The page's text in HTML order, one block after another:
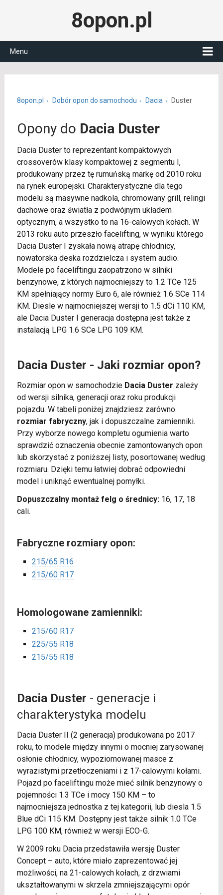
8opon.pl
Menu
8opon.pl Dobór opon do samochodu Dacia Duster
Opony do Dacia Duster
Dacia Duster to reprezentant kompaktowych
crossoverów klasy kompaktowej z segmentu I,
produkowany przez tę rumuńską markę od 2010 roku
na rynek europejski. Charakterystyczne dla tego
modelu są masywne nadkola, chromowany grill, relingi
dachowe oraz światła z podwójnym układem
optycznym, a wszystko to na 16-calowych kołach. W
2013 roku auto przeszło facelifting, w wyniku którego
Dacia Duster I zyskała nową atrapę chłodnicy,
nowatorska deska rozdzielcza i system audio.
Modele po faceliftingu zaopatrzono w silniki
benzynowe, z których najmocniejszy to 1.2 TCe 125
KM spełniający normy Euro 6, ale również 1.6 SCe 114
KM. Diesle w najmocniejszej wersji to 1.5 dCi 110 KM,
ale Dacia Duster I generacja dostępna jest także z
instalacją LPG 1.6 SCe LPG 109 KM.
Dacia Duster - Jaki rozmiar opon?
Rozmiar opon w samochodzie Dacia Duster zależy
od wersji silnika, generacji oraz roku produkcji
pojazdu. W tabeli poniżej znajdziesz zarówno
rozmiar fabryczny, jak i dopuszczalne zamienniki.
Przy wyborze nowego kompletu ogumienia warto
sprawdzić oznaczenia obecnie zamontowanych opon
lub skorzystać z poniższej listy, posortowanej według
rozmiaru. Dzięki temu łatwiej dobrać odpowiedni
model i uniknąć ewentualnej pomyłki.
Dopuszczalny montaż felg o średnicy:16, 17, 18
cali.
Fabryczne rozmiary opon:
215/65 R16
215/60 R17
Homologowane zamienniki:
215/60 R17
225/55 R18
215/55 R18
Dacia Duster - generacje i
charakterystyka modelu
Dacia Duster II (2 generacja) produkowana po 2017
roku, to modele między innymi o mocniej zarysowanej
osłonie chłodnicy, wypoziomowanej masce z
wyrazistymi przetłoczeniami i z 17-calowymi kołami.
Pojazd po faceliftingu może mieć silnik benzynowy o
pojemności 1.3 TCe i mocy 150 KM – to
najmocniejsza jednostka z tej kategorii, lub diesla 1.5
Blue dCi 115 KM. Dostępny jest także silnik 1.0 TCe
LPG 100 KM, również w wersji ECO-G.
W 2009 roku Dacia przedstawiła wersję Duster
Concept – auto, które miało zaprezentować jej
możliwości, na 21-calowych kołach, z drzwiami
ukształtowanymi w skrzela zmniejszającymi opór